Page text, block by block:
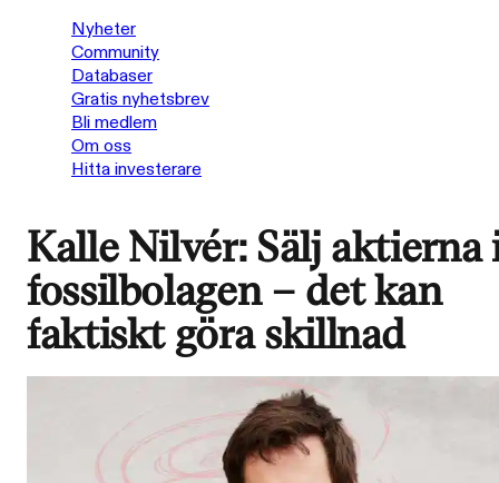
Nyheter
Community
Databaser
Gratis nyhetsbrev
Bli medlem
Om oss
Hitta investerare
Kalle Nilvér: Sälj aktierna
fossilbolagen – det kan
faktiskt göra skillnad